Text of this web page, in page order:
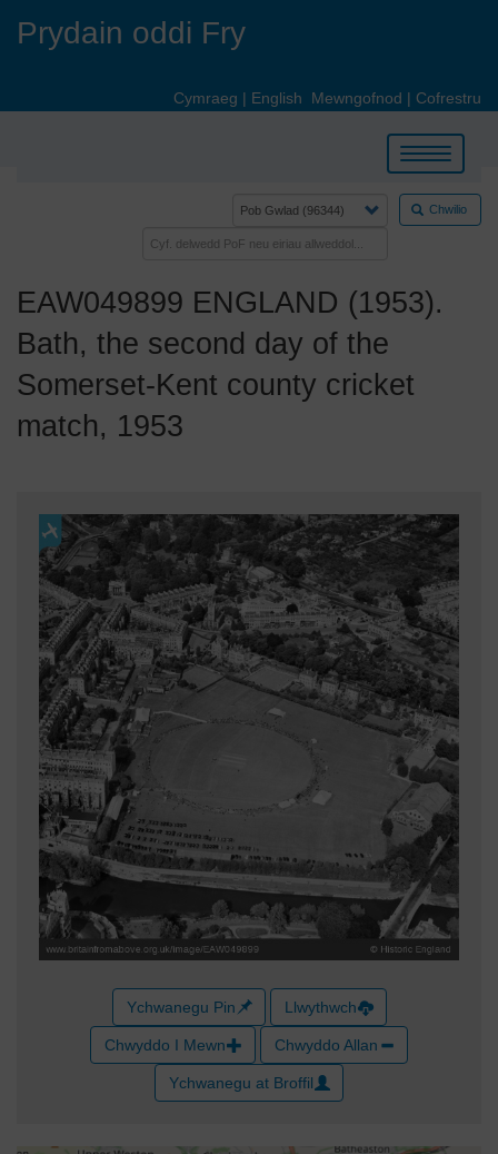
Prydain oddi Fry
Cymraeg | English Mewngofnod | Cofrestru
Toggle
navigation
Chwilio
EAW049899 ENGLAND (1953).
Bath, the second day of the
Somerset-Kent county cricket
match, 1953
Ychwanegu Pin Llwythwch
Chwyddo I Mewn Chwyddo Allan
Ychwanegu at Broffil